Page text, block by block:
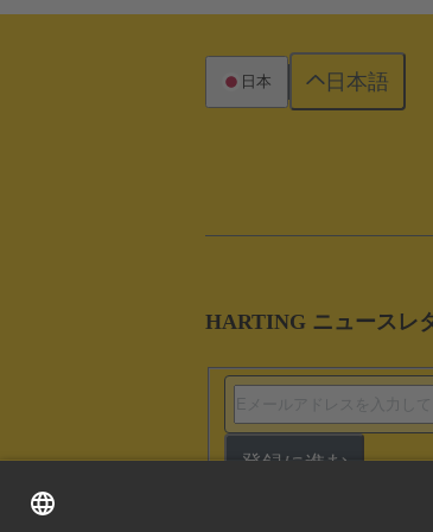
HARTING ニュースレ
登録に進む
日本 日本語